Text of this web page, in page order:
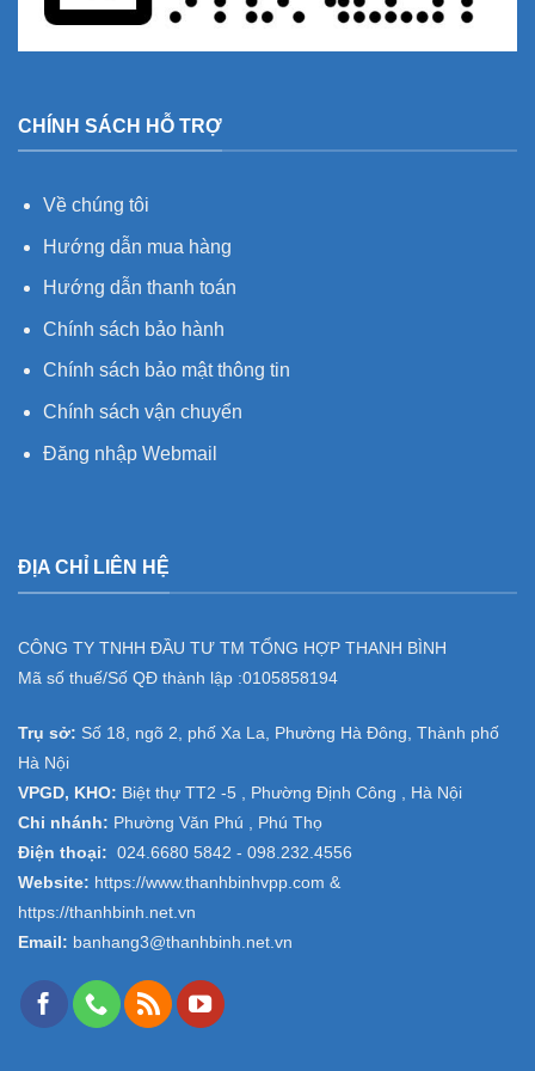
CHÍNH SÁCH HỖ TRỢ
Về chúng tôi
Hướng dẫn mua hàng
Hướng dẫn thanh toán
Chính sách bảo hành
Chính sách bảo mật thông tin
Chính sách vận chuyển
Đăng nhập Webmail
ĐỊA CHỈ LIÊN HỆ
CÔNG TY TNHH ĐẦU TƯ TM TỔNG HỢP THANH BÌNH
Mã số thuế/Số QĐ thành lập :0105858194
Trụ sở: Số 18, ngõ 2, phố Xa La, Phường Hà Đông, Thành phố
Hà Nội
VPGD, KHO: Biệt thự TT2 -5 , Phường Định Công , Hà Nội
Chi nhánh: Phường Văn Phú , Phú Thọ
Điện thoại: 024.6680 5842 - 098.232.4556
Website: https://www.thanhbinhvpp.com &
https://thanhbinh.net.vn
Email: banhang3@thanhbinh.net.vn